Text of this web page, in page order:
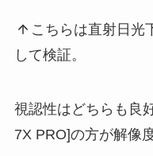
こちらは直射日光
して検証。
視認性はどちらも良
7X PRO]の方が解像